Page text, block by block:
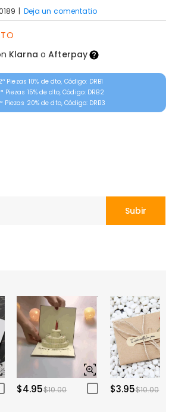
| Deja un comentatio
Klarna oAfterpay
Piezas 10% de dto, Código: DRB1
Piezas 15% de dto, Código: DRB2
Piezas 20% de dto, Código: DRB3
Subir
$4.95$10.00 $3.95$10.00